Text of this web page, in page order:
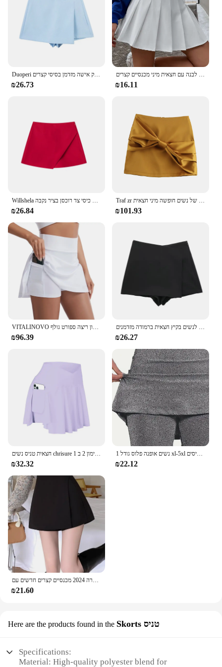
₪26.73 ₪16.11
Willshela נשים אופנה קצרים סימטריים חצאיות גבוהה מותן חזרה כיסי צד רוכסן בציר נקבה Skort מוצק
₪26.84
Traf zr הבציר וינטג אלגנטי של נשים חופשה מיני חצאית y2k סאטן באמצע החלקה עם רוכסן מוסתר בתוך תפר ו קשת זהב
₪101.93
VITALINOVO קפלים טניס חצאית עבור נשים עם מכנסיים קצרים 3 כיסים גבוהה מותן נשים של אימון ריצה ספורט גולף Skorts חצאיות
₪96.39
צעיף מיני חצאית שחורה נשים נשים חצאית אסימטרי לנשים בגזרה אסימטרי לנשים בקיץ חצאית ברמודה מזדמנים
₪26.27
חצאית טניס נשים chrisure עם כיסים קרוסאובר גבוה מותניים גולף ספורט ריצה חצאיות אימון 2 ב 1
₪32.32
נשים אופנה פלוס גודל 1 xl-5xl חצאיות מכנסיים קצרים נשים בתוספת גודל בינוני ספורט מתיחה בינוני ספורט גולף עם כיסים
₪22.12
חצאית שחורה לא סדירה שחורה בעונת האביב של אישה קצרה 2024 מכנסיים קצרים חדשים עם wasted ראש חצאית
₪21.60
Here are the products found in the Skorts טניס
Specifications:
Material: High-quality polyester blend for